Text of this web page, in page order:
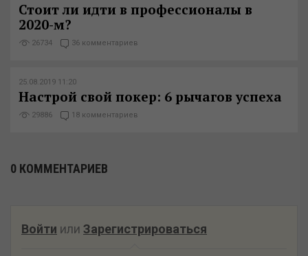
Стоит ли идти в профессионалы в
2020-м?
26734 36 комментариев
25.08.2019 11:20
Настрой свой покер: 6 рычагов успеха
29886 18 комментариев
0 КОММЕНТАРИЕВ
Войти или Зарегистрироваться